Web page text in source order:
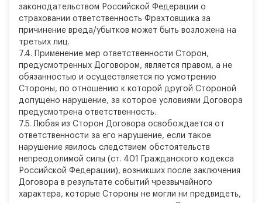
законодательством Российской Федерации о
страховании ответственность Фрахтовщика за
причинение вреда/убытков может быть возложена на
третьих лиц.
7.4. Применение мер ответственности Сторон,
предусмотренных Договором, является правом, а не
обязанностью и осуществляется по усмотрению
Стороны, по отношению к которой другой Стороной
допущено нарушение, за которое условиями Договора
предусмотрена ответственность.
7.5. Любая из Сторон Договора освобождается от
ответственности за его нарушение, если такое
нарушение явилось следствием обстоятельств
непреодолимой силы (ст. 401 Гражданского кодекса
Российской Федерации), возникших после заключения
Договора в результате событий чрезвычайного
характера, которые Стороны не могли ни предвидеть,